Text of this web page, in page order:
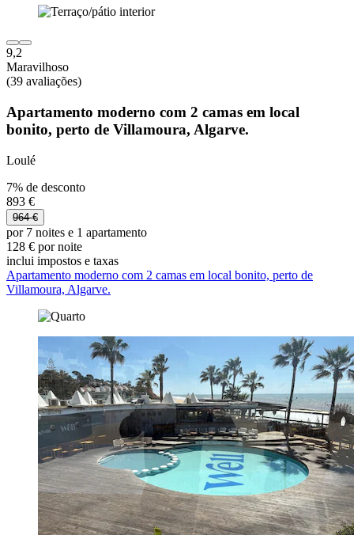
9,2
Maravilhoso
(39 avaliações)
Apartamento moderno com 2 camas em local
bonito, perto de Villamoura, Algarve.
Loulé
7% de desconto
893 €
964 €
por 7 noites e 1 apartamento
128 € por noite
inclui impostos e taxas
Apartamento moderno com 2 camas em local bonito, perto de
Villamoura, Algarve.